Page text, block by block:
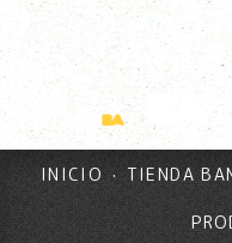
INICIO TIENDA